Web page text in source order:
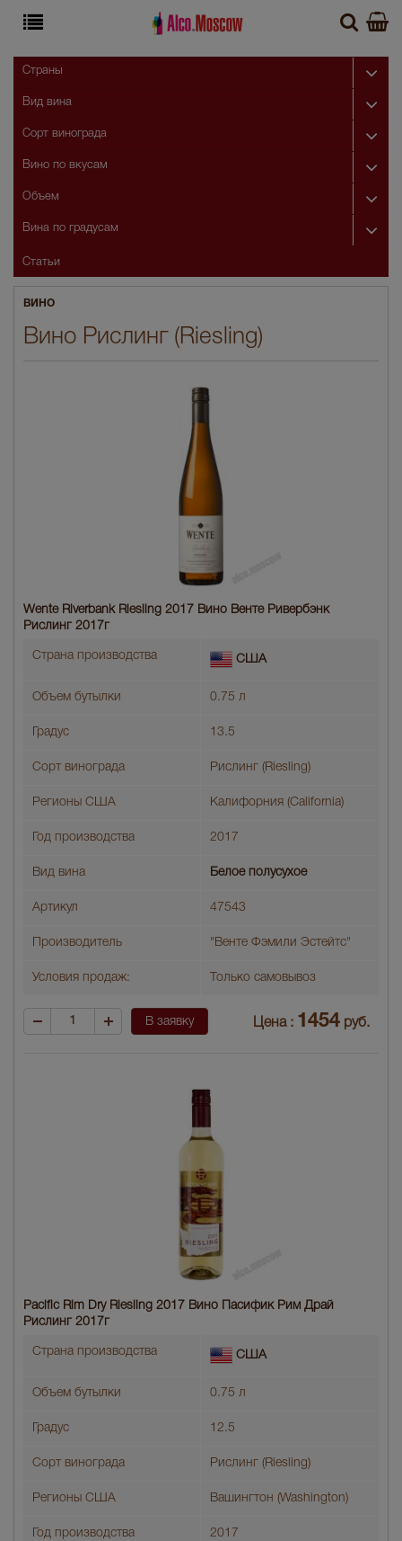
ВИНО
Вино Рислинг (Riesling)
Wente Riverbank Riesling 2017 Вино Венте Ривербэнк
Рислинг 2017г
Страна производства США
Объем бутылки 0.75 л
Градус 13.5
Сорт винограда Рислинг (Riesling)
Регионы США Калифорния (California)
Год производства 2017
Вид вина Белое полусухое
Артикул 47543
Производитель "Венте Фэмили Эстейтс"
Условия продаж: Только самовывоз
В заявку Цена : 1454 руб.
Pacific Rim Dry Riesling 2017 Вино Пасифик Рим Драй
Рислинг 2017г
Страна производства США
Объем бутылки 0.75 л
Градус 12.5
Сорт винограда Рислинг (Riesling)
Регионы США Вашингтон (Washington)
Год производства 2017
Страны
Вид вина
Сорт винограда
Вино по вкусам
Объем
Вина по градусам
Статьи